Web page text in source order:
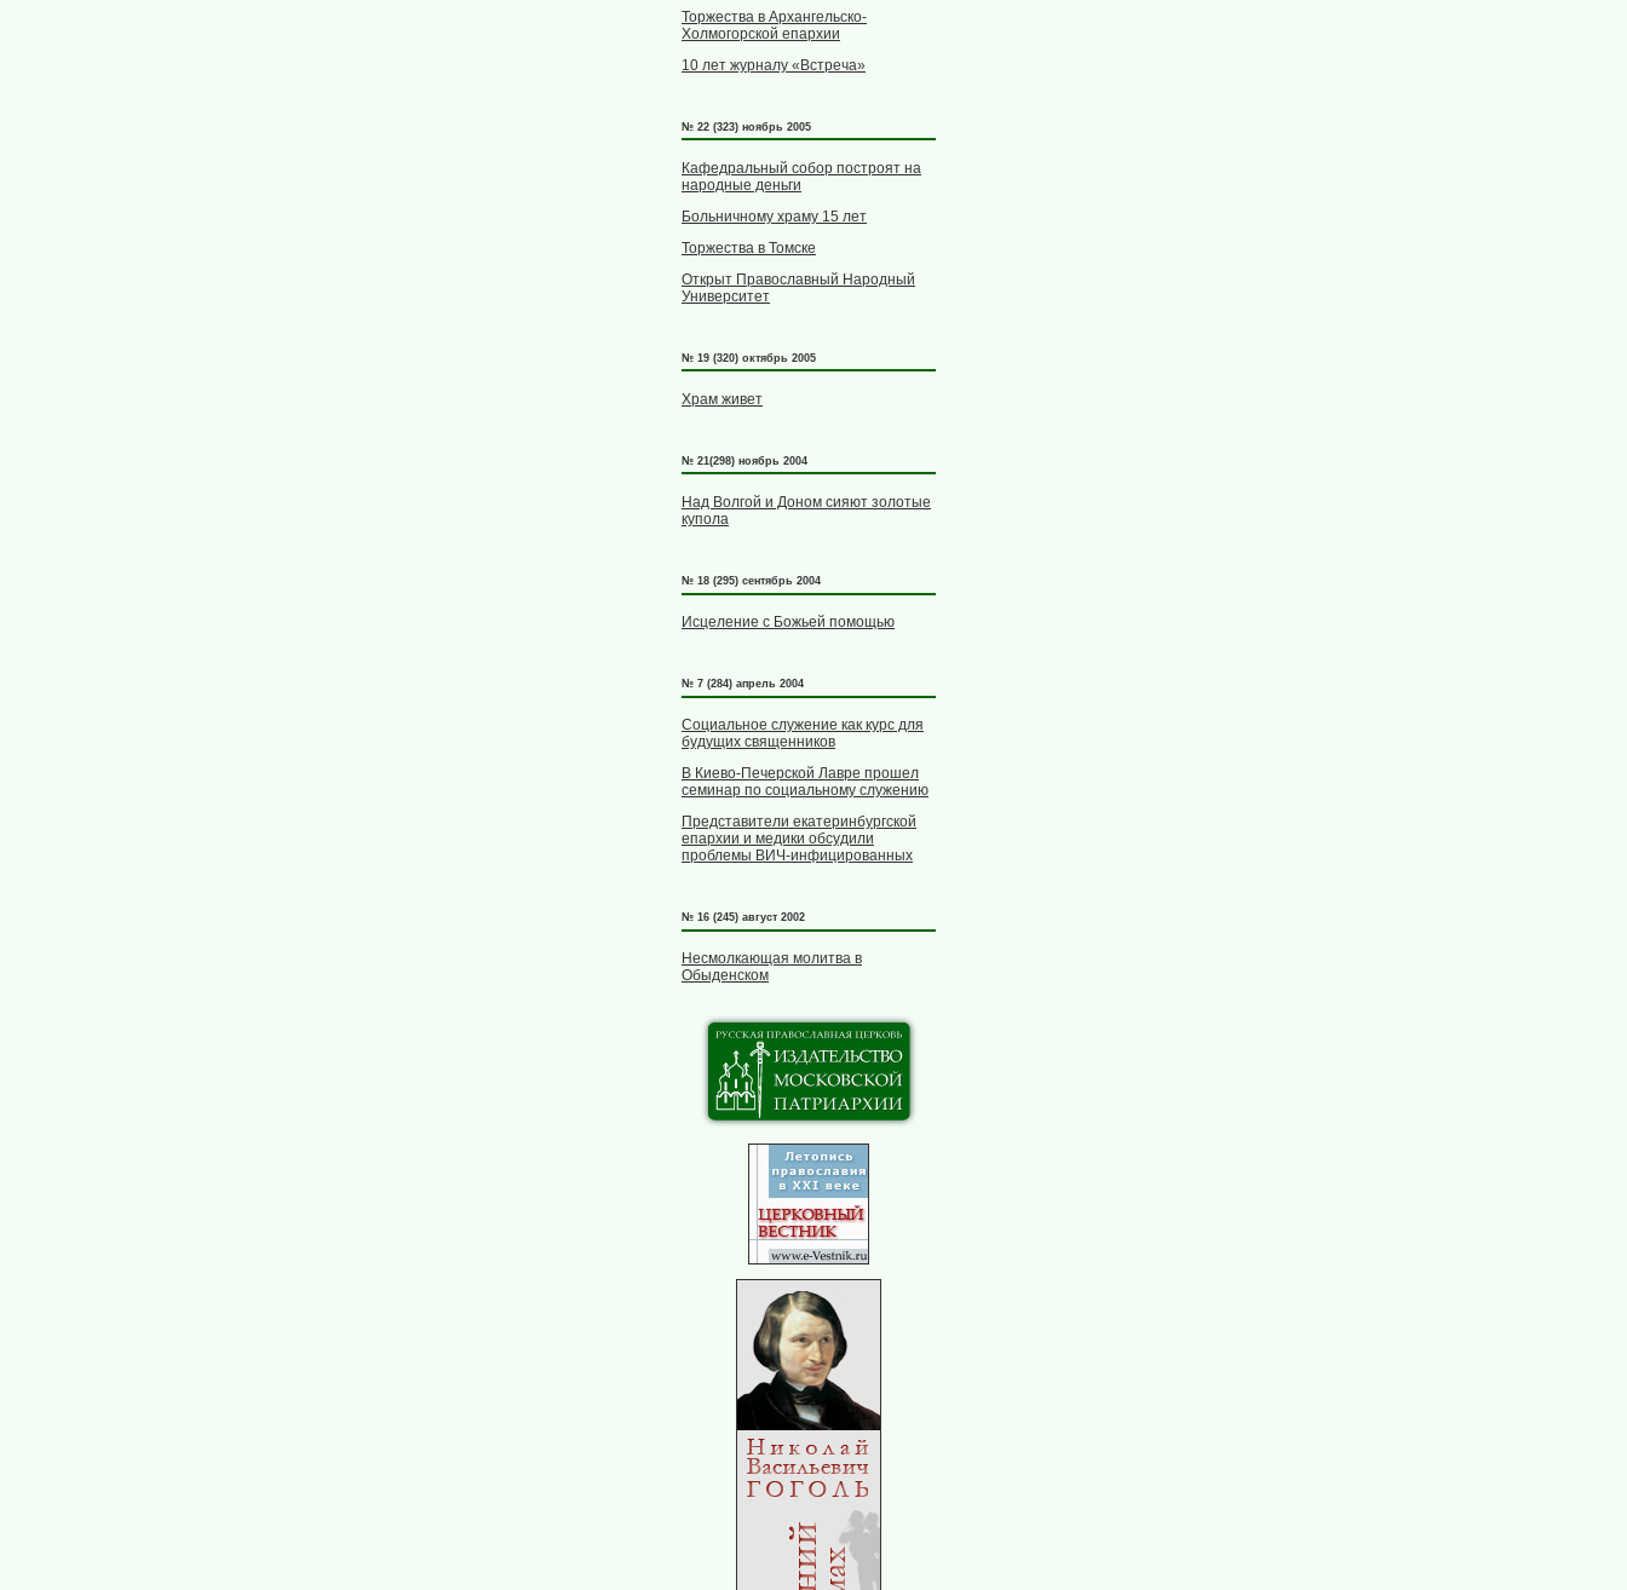
Торжества в Архангельско-
Холмогорской епархии
10 лет журналу «Встреча»
№ 22 (323) ноябрь 2005
Кафедральный собор построят на
народные деньги
Больничному храму 15 лет
Торжества в Томске
Открыт Православный Народный
Университет
№ 19 (320) октябрь 2005
Храм живет
№ 21(298) ноябрь 2004
Над Волгой и Доном сияют золотые
купола
№ 18 (295) сентябрь 2004
Исцеление с Божьей помощью
№ 7 (284) апрель 2004
Социальное служение как курс для
будущих священников
В Киево-Печерской Лавре прошел
семинар по социальному служению
Представители екатеринбургской
епархии и медики обсудили
проблемы ВИЧ-инфицированных
№ 16 (245) август 2002
Несмолкающая молитва в
Обыденском